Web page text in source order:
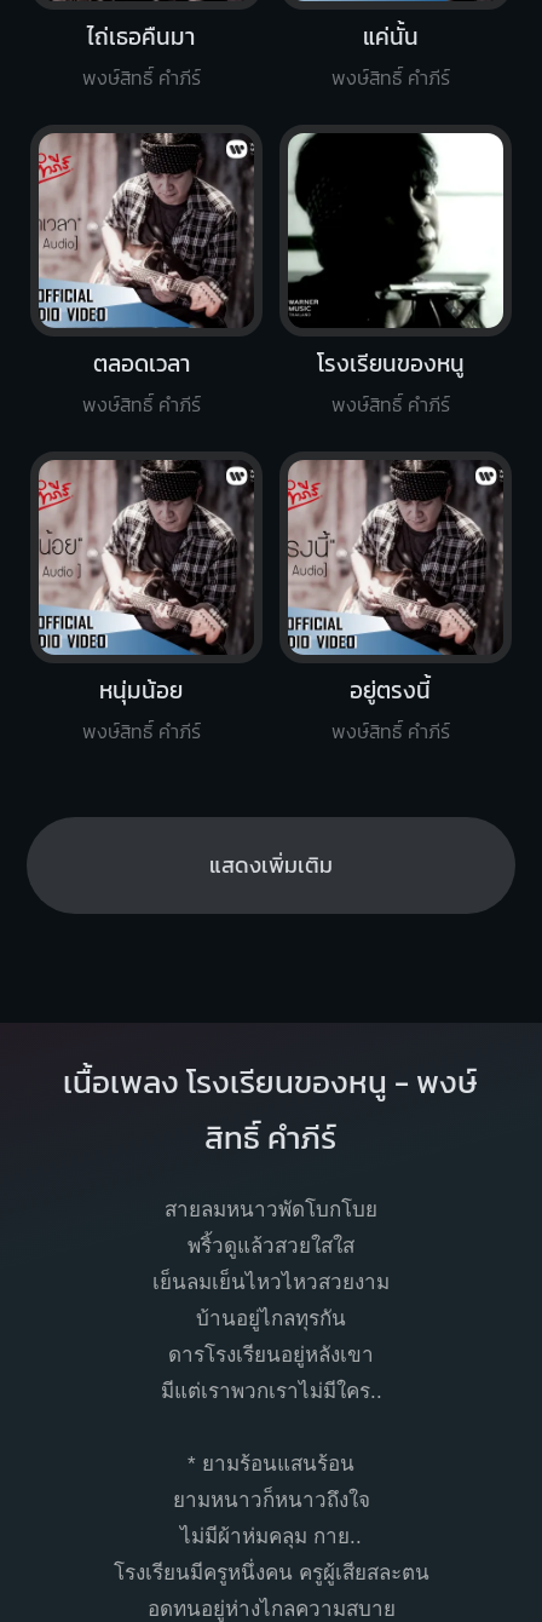
อยู่ตรงนี้
พงษ์สิทธิ์ คำภีร์
หนุ่มน้อย
พงษ์สิทธิ์ คำภีร์
แค่นั้น
พงษ์สิทธิ์ คำภีร์
โรงเรียนของหนู
พงษ์สิทธิ์ คำภีร์
ตลอดเวลา
พงษ์สิทธิ์ คำภีร์
ไถ่เธอคืนมา
พงษ์สิทธิ์ คำภีร์
แสดงเพิ่มเติม
เนื้อเพลง โรงเรียนของหนู - พงษ์
สิทธิ์ คำภีร์
สายลมหนาวพัดโบกโบย
พริ้วดูแล้วสวยใสใส
เย็นลมเย็นไหวไหวสวยงาม
บ้านอยู่ไกลทุรกัน
ดารโรงเรียนอยู่หลังเขา
มีแต่เราพวกเราไม่มีใคร..
* ยามร้อนแสนร้อน
ยามหนาวก็หนาวถึงใจ
ไม่มีผ้าห่มคลุม กาย..
โรงเรียนมีครูหนึ่งคน ครูผู้เสียสละตน
อดทนอยู่ห่างไกลความสบาย